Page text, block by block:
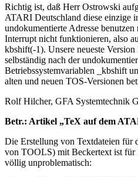
Richtig ist, daß Herr Ostrowski
ATARI Deutschland diese einzige
undokumentierte Adresse
Interrupt nicht funktionieren, also
kbshift(-1). Unsere neueste
selbständig nach der
Betriebssystemvariablen _kbshift
alten und neuen TOS-Versionen
Rolf Hilcher, GFA Systemtechnik
Betr.: Artikel „TeX auf dem
Die Erstellung von Textdateien für
von TOOLS) mit Beckertext ist für
völlig unproblematisch: